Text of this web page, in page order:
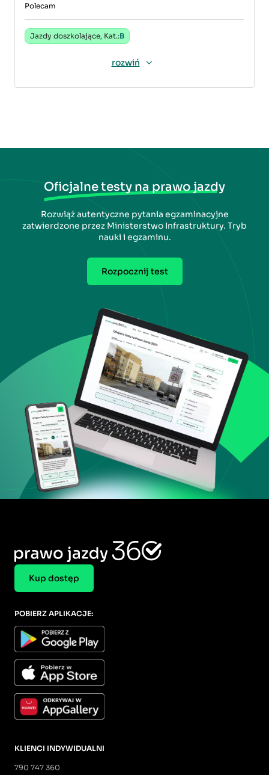
Polecam
Jazdy doszkolające, Kat.:B
rozwiń
Oficjalne testy na prawo jazdy
Rozwiąż autentyczne pytania egzaminacyjne
zatwierdzone przez Ministerstwo Infrastruktury. Tryb
nauki i egzaminu.
Rozpocznij test
Kup dostęp
KLIENCI INDYWIDUALNI
790 747 360
POBIERZ APLIKACJE: